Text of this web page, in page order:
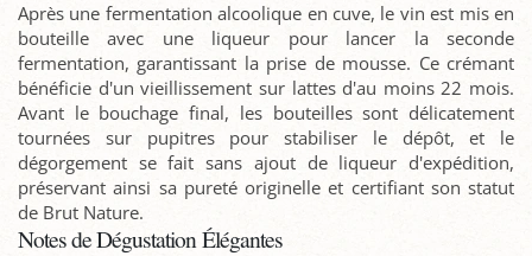
Après une fermentation alcoolique en cuve, le vin est mis en
bouteille avec une liqueur pour lancer la seconde
fermentation, garantissant la prise de mousse. Ce crémant
bénéficie d'un vieillissement sur lattes d'au moins 22 mois.
Avant le bouchage final, les bouteilles sont délicatement
tournées sur pupitres pour stabiliser le dépôt, et le
dégorgement se fait sans ajout de liqueur d'expédition,
préservant ainsi sa pureté originelle et certifiant son statut
de Brut Nature.
Notes de Dégustation Élégantes